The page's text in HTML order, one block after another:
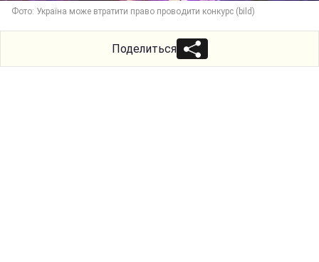
Фото: Україна може втратити право проводити конкурс (bild)
Поделиться